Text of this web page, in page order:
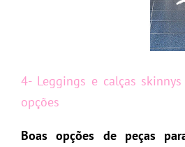
4- Leggings e calças
opções
Boas opções de peças